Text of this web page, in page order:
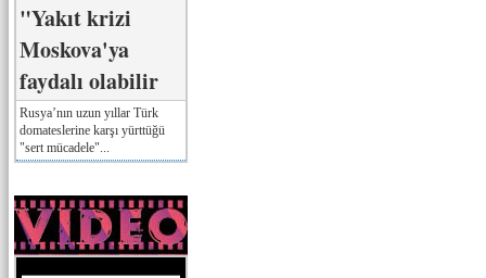
"Yakıt krizi
Moskova'ya
faydalı olabilir
Rusya’nın uzun yıllar Türk
domateslerine karşı yürttüğü
"sert mücadele"...